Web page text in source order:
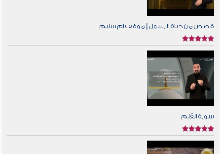
قصص من حياة الرسول | موقف ام سليم
سورة القلم